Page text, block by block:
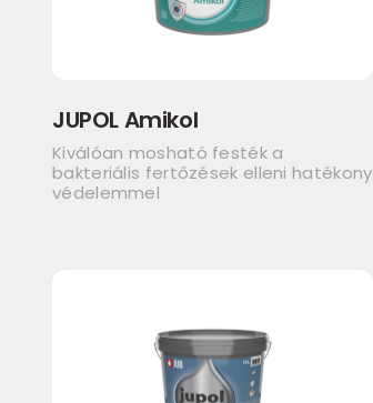
JUPOL Amikol
Kiválóan mosható festék a
bakteriális fertőzések elleni hatékony
védelemmel